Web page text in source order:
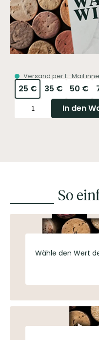
Versand per E-Mail
25 € 35 € 50 €
In den
So
Wähle den Wert